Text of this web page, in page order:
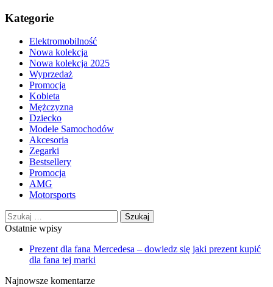
Kategorie
Elektromobilność
Nowa kolekcja
Nowa kolekcja 2025
Wyprzedaż
Promocja
Kobieta
Mężczyzna
Dziecko
Modele Samochodów
Akcesoria
Zegarki
Bestsellery
Promocja
AMG
Motorsports
Szukaj:
Ostatnie wpisy
Prezent dla fana Mercedesa – dowiedz się jaki prezent kupić
dla fana tej marki
Najnowsze komentarze